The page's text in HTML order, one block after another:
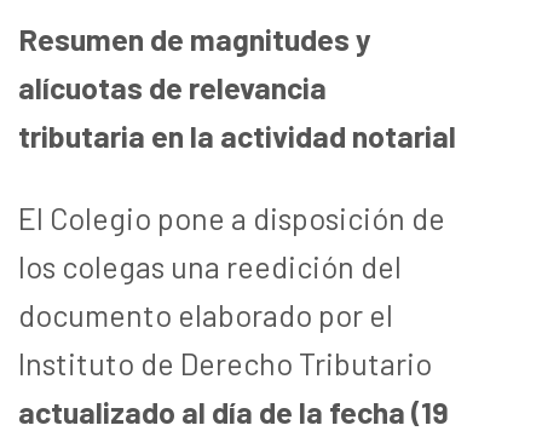
Resumen de magnitudes y
alícuotas de relevancia
tributaria en la actividad notarial
El Colegio pone a disposición de
los colegas una reedición del
documento elaborado por el
Instituto de Derecho Tributario
actualizado al día de la fecha (19